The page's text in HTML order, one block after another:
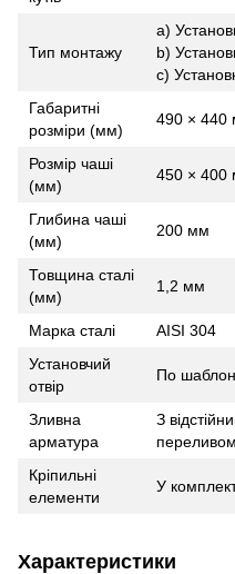
Тип монтажу
a)
b)
c)
Габаритні
розміри (мм)
490 × 440
Розмір чаші
(мм)
450 × 400
Глибина чаші
(мм)
200 мм
Товщина сталі
(мм)
1,2 мм
Марка сталі
AISI 304
Установчий
отвір
По
Зливна
арматура
З
переливом
Кріпильні
елементи
У
Характеристики